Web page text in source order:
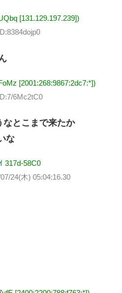
[131.129.197.239])
[2001:268:9867:2dc7:*])
6Mc2tC0
なとこまで来たか
な
317d-58C0
24(木) 05:04:16.30